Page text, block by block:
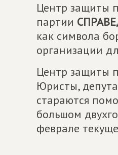
Центр защиты
партии
как символа
организации
Центр защиты
Юристы,
стараются
большом
феврале